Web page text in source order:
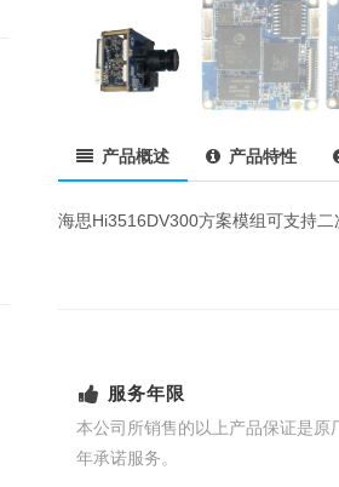
产品概述 产品特性
海思Hi3516DV300方案模组可支持
服务年限
本公司所销售的以上产品保证是原
年承诺服务。